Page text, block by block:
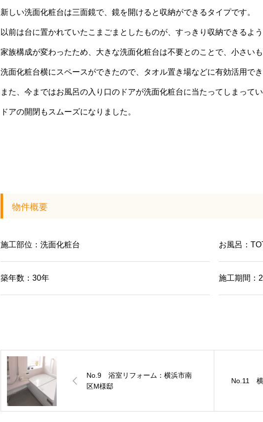
新しい洗面化粧台は三面鏡で、鏡を開けると収納ができるタイプです。
以前は台に置かれていたこまごまとしたものが、すっきり収納できるよう
家族構成が変わったため、大きな洗面化粧台は不要とのことで、小さいも
洗面化粧台横にスペースができたので、タオル置き場などに有効活用でき
また、今まではお風呂の入り口のドアが洗面化粧台に当たってしまって
ドアの開閉もスムーズになりました。
物件概要
施工部位：洗面化粧台 お風呂：
築年数：30年 施工期間：
No.9 浴室リフォーム：横浜市南
区M様邸
No.11